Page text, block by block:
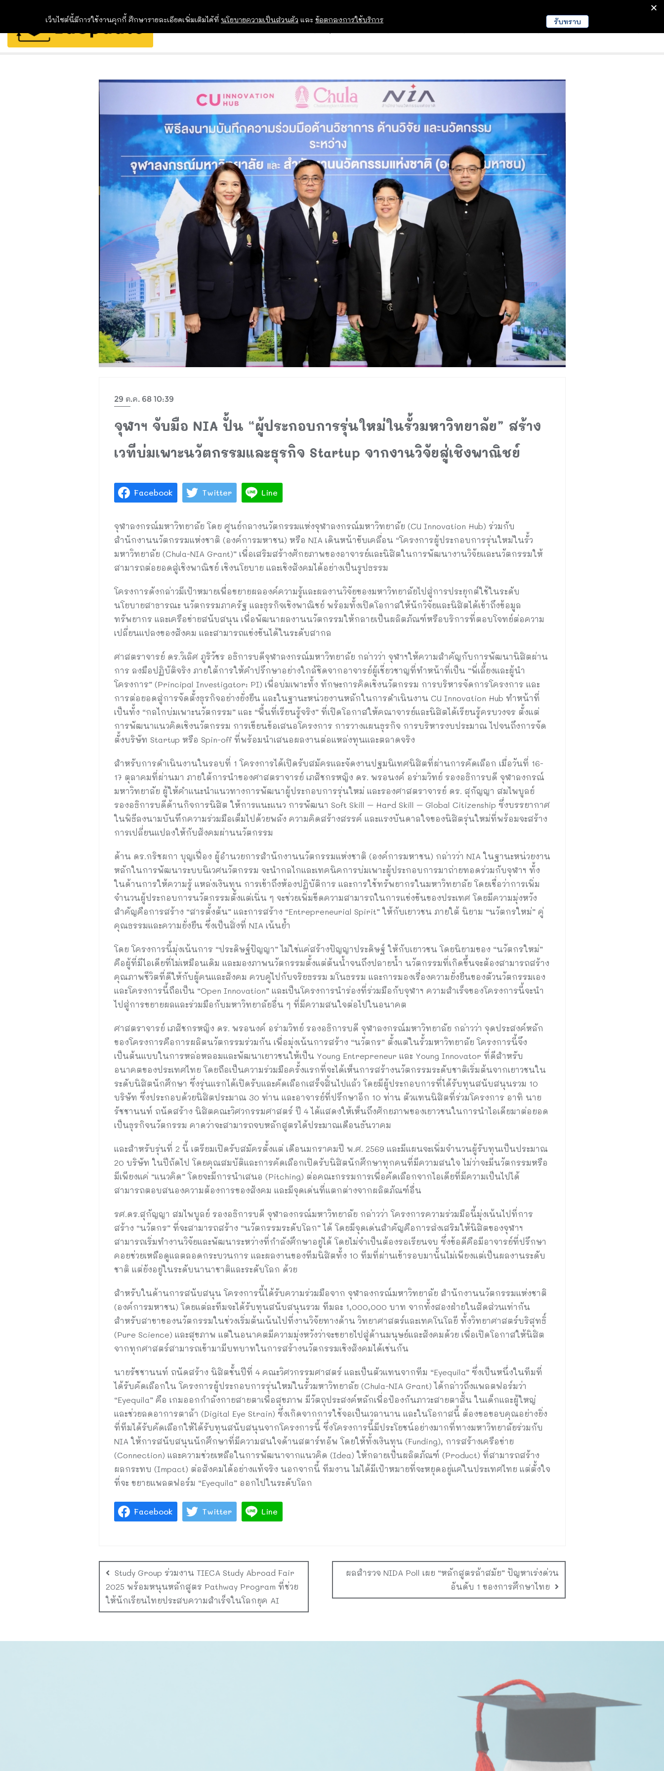
EDUCATION NEWS
29 ต.ค. 68 10:39
จุฬาฯ จับมือ NIA ปั้น “ผู้ประกอบการรุ่นใหม่ในรั้วมหาวิทยาลัย” สร้าง
เวทีบ่มเพาะนวัตกรรมและธุรกิจ Startup จากงานวิจัยสู่เชิงพาณิชย์
Facebook Twitter Line
จุฬาลงกรณ์มหาวิทยาลัย โดย ศูนย์กลางนวัตกรรมแห่งจุฬาลงกรณ์มหาวิทยาลัย (CU Innovation Hub) ร่วมกับ
สำนักงานนวัตกรรมแห่งชาติ (องค์การมหาชน) หรือ NIA เดินหน้าขับเคลื่อน “โครงการผู้ประกอบการรุ่นใหม่ในรั้ว
มหาวิทยาลัย (Chula-NIA Grant)” เพื่อเสริมสร้างศักยภาพของอาจารย์และนิสิตในการพัฒนางานวิจัยและนวัตกรรมให้
สามารถต่อยอดสู่เชิงพาณิชย์ เชิงนโยบาย และเชิงสังคมได้อย่างเป็นรูปธรรม
โครงการดังกล่าวมีเป้าหมายเพื่อขยายผลองค์ความรู้และผลงานวิจัยของมหาวิทยาลัยไปสู่การประยุกต์ใช้ในระดับ
นโยบายสาธารณะ นวัตกรรมภาครัฐ และธุรกิจเชิงพาณิชย์ พร้อมทั้งเปิดโอกาสให้นักวิจัยและนิสิตได้เข้าถึงข้อมูล
ทรัพยากร และเครือข่ายสนับสนุน เพื่อพัฒนาผลงานนวัตกรรมให้กลายเป็นผลิตภัณฑ์หรือบริการที่ตอบโจทย์ต่อความ
เปลี่ยนแปลงของสังคม และสามารถแข่งขันได้ในระดับสากล
ศาสตราจารย์ ดร.วิเลิศ ภูริวัชร อธิการบดีจุฬาลงกรณ์มหาวิทยาลัย กล่าวว่า จุฬาฯให้ความสำคัญกับการพัฒนานิสิตผ่าน
การ ลงมือปฏิบัติจริง ภายใต้การให้คำปรึกษาอย่างใกล้ชิดจากอาจารย์ผู้เชี่ยวชาญที่ทำหน้าที่เป็น “พี่เลี้ยงและผู้นำ
โครงการ” (Principal Investigator: PI) เพื่อบ่มเพาะทั้ง ทักษะการคิดเชิงนวัตกรรม การบริหารจัดการโครงการ และ
การต่อยอดสู่การจัดตั้งธุรกิจอย่างยั่งยืน และในฐานะหน่วยงานหลักในการดำเนินงาน CU Innovation Hub ทำหน้าที่
เป็นทั้ง “กลไกบ่มเพาะนวัตกรรม” และ “พื้นที่เรียนรู้จริง” ที่เปิดโอกาสให้คณาจารย์และนิสิตได้เรียนรู้ครบวงจร ตั้งแต่
การพัฒนาแนวคิดเชิงนวัตกรรม การเขียนข้อเสนอโครงการ การวางแผนธุรกิจ การบริหารงบประมาณ ไปจนถึงการจัด
ตั้งบริษัท Startup หรือ Spin-off ที่พร้อมนำเสนอผลงานต่อแหล่งทุนและตลาดจริง
สำหรับการดำเนินงานในรอบที่ 1 โครงการได้เปิดรับสมัครและจัดงานปฐมนิเทศนิสิตที่ผ่านการคัดเลือก เมื่อวันที่ 16-
17 ตุลาคมที่ผ่านมา ภายใต้การนำของศาสตราจารย์ เภสัชกรหญิง ดร. พรอนงค์ อร่ามวิทย์ รองอธิการบดี จุฬาลงกรณ์
มหาวิทยาลัย ผู้ให้คำแนะนำแนวทางการพัฒนาผู้ประกอบการรุ่นใหม่ และรองศาสตราจารย์ ดร. สุกัญญา สมไพบูลย์
รองอธิการบดีด้านกิจการนิสิต ให้การแนะแนว การพัฒนา Soft Skill – Hard Skill – Global Citizenship ซึ่งบรรยากาศ
ในพิธีลงนามบันทึกความร่วมมือเต็มไปด้วยพลัง ความคิดสร้างสรรค์ และแรงบันดาลใจของนิสิตรุ่นใหม่ที่พร้อมจะสร้าง
การเปลี่ยนแปลงให้กับสังคมผ่านนวัตกรรม
ด้าน ดร.กริชผกา บุญเฟื่อง ผู้อำนวยการสำนักงานนวัตกรรมแห่งชาติ (องค์การมหาชน) กล่าวว่า NIA ในฐานะหน่วยงาน
หลักในการพัฒนาระบบนิเวศนวัตกรรม จะนำกลไกและเทคนิคการบ่มเพาะผู้ประกอบการมาถ่ายทอดร่วมกับจุฬาฯ ทั้ง
ในด้านการให้ความรู้ แหล่งเงินทุน การเข้าถึงห้องปฏิบัติการ และการใช้ทรัพยากรในมหาวิทยาลัย โดยเชื่อว่าการเพิ่ม
จำนวนผู้ประกอบการนวัตกรรมตั้งแต่เนิ่น ๆ จะช่วยเพิ่มขีดความสามารถในการแข่งขันของประเทศ โดยมีความมุ่งหวัง
สำคัญคือการสร้าง “สารตั้งต้น” และการสร้าง “Entrepreneurial Spirit” ให้กับเยาวชน ภายใต้ นิยาม “นวัตกรใหม่” คู่
คุณธรรมและความยั่งยืน ซึ่งเป็นสิ่งที่ NIA เน้นย้ำ
โดย โครงการนี้มุ่งเน้นการ “ประดิษฐ์ปัญญา” ไม่ใช่แค่สร้างปัญญาประดิษฐ์ ให้กับเยาวชน โดยนิยามของ “นวัตกรใหม่”
คือผู้ที่มีไอเดียที่ไม่เหมือนเดิม และมองภาพนวัตกรรมตั้งแต่ต้นน้ำจนถึงปลายน้ำ นวัตกรรมที่เกิดขึ้นจะต้องสามารถสร้าง
คุณภาพชีวิตที่ดีให้กับผู้คนและสังคม ควบคู่ไปกับจริยธรรม มโนธรรม และการมองเรื่องความยั่งยืนของตัวนวัตกรรมเอง
และโครงการนี้ถือเป็น “Open Innovation” และเป็นโครงการนำร่องที่ร่วมมือกับจุฬาฯ ความสำเร็จของโครงการนี้จะนำ
ไปสู่การขยายผลและร่วมมือกับมหาวิทยาลัยอื่น ๆ ที่มีความสนใจต่อไปในอนาคต
ศาสตราจารย์ เภสัชกรหญิง ดร. พรอนงค์ อร่ามวิทย์ รองอธิการบดี จุฬาลงกรณ์มหาวิทยาลัย กล่าวว่า จุดประสงค์หลัก
ของโครงการคือการผลิตนวัตกรรมร่วมกัน เพื่อมุ่งเน้นการสร้าง “นวัตกร” ตั้งแต่ในรั้วมหาวิทยาลัย โครงการนี้จึง
เป็นต้นแบบในการหล่อหลอมและพัฒนาเยาวชนให้เป็น Young Entrepreneur และ Young Innovator ที่ดีสำหรับ
อนาคตของประเทศไทย โดยถือเป็นความร่วมมือครั้งแรกที่จะได้เห็นการสร้างนวัตกรรมระดับชาติเริ่มต้นจากเยาวชนใน
ระดับนิสิตนักศึกษา ซึ่งรุ่นแรกได้เปิดรับและคัดเลือกเสร็จสิ้นไปแล้ว โดยมีผู้ประกอบการที่ได้รับทุนสนับสนุนรวม 10
บริษัท ซึ่งประกอบด้วยนิสิตประมาณ 30 ท่าน และอาจารย์ที่ปรึกษาอีก 10 ท่าน ตัวแทนนิสิตที่ร่วมโครงการ อาทิ นาย
รัชชานนท์ ถนัดสร้าง นิสิตคณะวิศวกรรมศาสตร์ ปี 4 ได้แสดงให้เห็นถึงศักยภาพของเยาวชนในการนำไอเดียมาต่อยอด
เป็นธุรกิจนวัตกรรม คาดว่าจะสามารถจบหลักสูตรได้ประมาณเดือนธันวาคม
และสำหรับรุ่นที่ 2 นี้ เตรียมเปิดรับสมัครตั้งแต่ เดือนมกราคมปี พ.ศ. 2569 และมีแผนจะเพิ่มจำนวนผู้รับทุนเป็นประมาณ
20 บริษัท ในปีถัดไป โดยคุณสมบัติและการคัดเลือกเปิดรับนิสิตนักศึกษาทุกคนที่มีความสนใจ ไม่ว่าจะมีนวัตกรรมหรือ
มีเพียงแค่ “แนวคิด” โดยจะมีการนำเสนอ (Pitching) ต่อคณะกรรมการเพื่อคัดเลือกจากไอเดียที่มีความเป็นไปได้
สามารถตอบสนองความต้องการของสังคม และมีจุดเด่นที่แตกต่างจากผลิตภัณฑ์อื่น
รศ.ดร.สุกัญญา สมไพบูลย์ รองอธิการบดี จุฬาลงกรณ์มหาวิทยาลัย กล่าวว่า โครงการความร่วมมือนี้มุ่งเน้นไปที่การ
สร้าง “นวัตกร” ที่จะสามารถสร้าง “นวัตกรรมระดับโลก” ได้ โดยมีจุดเด่นสำคัญคือการส่งเสริมให้นิสิตของจุฬาฯ
สามารถเริ่มทำงานวิจัยและพัฒนาระหว่างที่กำลังศึกษาอยู่ได้ โดยไม่จำเป็นต้องรอเรียนจบ ซึ่งข้อดีคือมีอาจารย์ที่ปรึกษา
คอยช่วยเหลือดูแลตลอดกระบวนการ และผลงานของทีมนิสิตทั้ง 10 ทีมที่ผ่านเข้ารอบมานั้นไม่เพียงแต่เป็นผลงานระดับ
ชาติ แต่ยังอยู่ในระดับนานาชาติและระดับโลก ด้วย
สำหรับในด้านการสนับสนุน โครงการนี้ได้รับความร่วมมือจาก จุฬาลงกรณ์มหาวิทยาลัย สำนักงานนวัตกรรมแห่งชาติ
(องค์การมหาชน) โดยแต่ละทีมจะได้รับทุนสนับสนุนรวม ทีมละ 1,000,000 บาท จากทั้งสองฝ่ายในสัดส่วนเท่ากัน
สำหรับสาขาของนวัตกรรมในช่วงเริ่มต้นเน้นไปที่งานวิจัยทางด้าน วิทยาศาสตร์และเทคโนโลยี ทั้งวิทยาศาสตร์บริสุทธิ์
(Pure Science) และสุขภาพ แต่ในอนาคตมีความมุ่งหวังว่าจะขยายไปสู่ด้านมนุษย์และสังคมด้วย เพื่อเปิดโอกาสให้นิสิต
จากทุกศาสตร์สามารถเข้ามามีบทบาทในการสร้างนวัตกรรมเชิงสังคมได้เช่นกัน
นายรัชชานนท์ ถนัดสร้าง นิสิตชั้นปีที่ 4 คณะวิศวกรรมศาสตร์ และเป็นตัวแทนจากทีม “Eyequila” ซึ่งเป็นหนึ่งในทีมที่
ได้รับคัดเลือกใน โครงการผู้ประกอบการรุ่นใหม่ในรั้วมหาวิทยาลัย (Chula-NIA Grant) ได้กล่าวถึงแพลตฟอร์มว่า
“Eyequila” คือ เกมออกกำลังกายสายตาเพื่อสุขภาพ มีวัตถุประสงค์หลักเพื่อป้องกันภาวะสายตาสั้น ในเด็กและผู้ใหญ่
และช่วยลดอาการตาล้า (Digital Eye Strain) ซึ่งเกิดจากการใช้จอเป็นเวลานาน และในโอกาสนี้ ต้องขอขอบคุณอย่างยิ่ง
ที่ทีมได้รับคัดเลือกให้ได้รับทุนสนับสนุนจากโครงการนี้ ซึ่งโครงการนี้มีประโยชน์อย่างมากที่ทางมหาวิทยาลัยร่วมกับ
NIA ให้การสนับสนุนนักศึกษาที่มีความสนใจด้านสตาร์ทอัพ โดยให้ทั้งเงินทุน (Funding), การสร้างเครือข่าย
(Connection) และความช่วยเหลือในการพัฒนาจากแนวคิด (Idea) ให้กลายเป็นผลิตภัณฑ์ (Product) ที่สามารถสร้าง
ผลกระทบ (Impact) ต่อสังคมได้อย่างแท้จริง นอกจากนี้ ทีมงาน ไม่ได้มีเป้าหมายที่จะหยุดอยู่แค่ในประเทศไทย แต่ตั้งใจ
ที่จะ ขยายแพลตฟอร์ม “Eyequila” ออกไปในระดับโลก
Facebook Twitter Line
Study Group ร่วมงาน TIECA Study Abroad Fair
2025 พร้อมหนุนหลักสูตร Pathway Program ที่ช่วย
ให้นักเรียนไทยประสบความสำเร็จในโลกยุค AI
ผลสำรวจ NIDA Poll เผย “หลักสูตรล้าสมัย” ปัญหาเร่งด่วน
อันดับ 1 ของการศึกษาไทย
เว็บไซต์นี้มีการใช้งานคุกกี้ ศึกษารายละเอียดเพิ่มเติมได้ที่ นโยบายความเป็นส่วนตัว และ ข้อตกลงการใช้บริการ รับทราบ